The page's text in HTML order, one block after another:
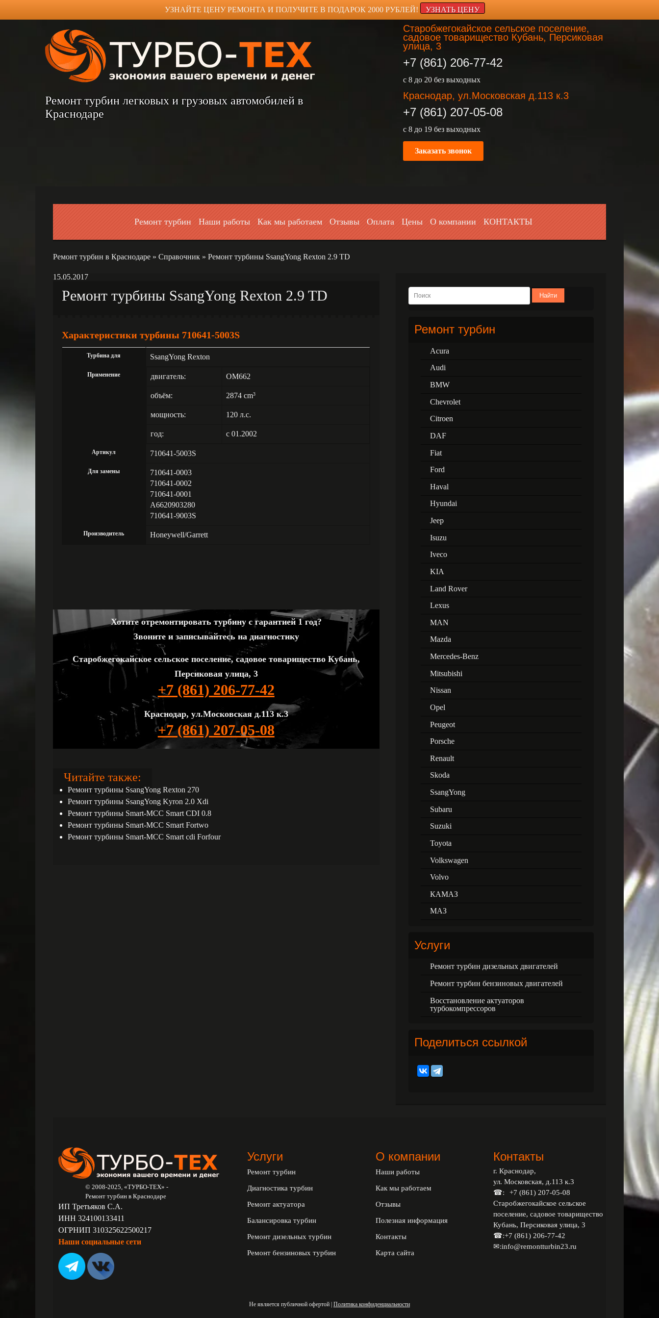
УЗНАЙТЕ ЦЕНУ РЕМОНТА И ПОЛУЧИТЕ В ПОДАРОК 2000 РУБЛЕЙ! УЗНАТЬ ЦЕНУ
Ремонт турбин легковых и грузовых автомобилей в
Краснодаре
Старобжегокайское сельское поселение,
садовое товарищество Кубань, Персиковая
улица, 3
+7 (861) 206-77-42
с 8 до 20 без выходных
Краснодар, ул.Московская д.113 к.3
+7 (861) 207-05-08
с 8 до 19 без выходных
Заказать звонок
Ремонт турбин Наши работы Как мы работаем Отзывы Оплата Цены О компании КОНТАКТЫ
Ремонт турбин в Краснодаре » Справочник » Ремонт турбины SsangYong Rextоn 2.9 TD
15.05.2017
Ремонт турбины SsangYong Rextоn 2.9 TD
Характеристики турбины 710641-5003S
Турбина для SsangYong Rexton
Применение двигатель: OM662
объём: 2874 cm3
мощность: 120 л.с.
год: с 01.2002
Артикул 710641-5003S
Для замены
710641-0003
710641-0002
710641-0001
A6620903280
710641-9003S
Производитель Honeywell/Garrett
Хотите отремонтировать турбину с гарантией 1 год?
Звоните и записывайтесь на диагностику
Старобжегокайское сельское поселение, садовое товарищество Кубань,
Персиковая улица, 3
+7 (861) 206-77-42
Краснодар, ул.Московская д.113 к.3
+7 (861) 207-05-08
Читайте также:
Ремонт турбины SsangYong Rextоn 270
Ремонт турбины SsangYong Kyron 2.0 Xdi
Ремонт турбины Smart-MCC Smart CDI 0.8
Ремонт турбины Smart-MCC Smart Fortwo
Ремонт турбины Smart-MCC Smart cdi Forfour
Найти
Ремонт турбин
Acura
Audi
BMW
Chevrolet
Citroen
DAF
Fiat
Ford
Haval
Hyundai
Jeep
Isuzu
Iveco
KIA
Land Rover
Lexus
MAN
Mazda
Mercedes-Benz
Mitsubishi
Nissan
Opel
Peugeot
Porsche
Renault
Skoda
SsangYong
Subaru
Suzuki
Toyota
Volkswagen
Volvo
КАМАЗ
МАЗ
Услуги
Ремонт турбин дизельных двигателей
Ремонт турбин бензиновых двигателей
Восстановление актуаторов
турбокомпрессоров
Поделиться ссылкой
© 2008-2025, «ТУРБО-ТЕХ» -
Ремонт турбин в Краснодаре
ИП Третьяков С.А.
ИНН 324100133411
ОГРНИП 310325622500217
Наши социальные сети
Услуги
Ремонт турбин
Диагностика турбин
Ремонт актуатора
Балансировка турбин
Ремонт дизельных турбин
Ремонт бензиновых турбин
О компании
Наши работы
Как мы работаем
Отзывы
Полезная информация
Контакты
Карта сайта
Контакты
г. Краснодар,
ул. Московская, д.113 к.3
☎:
+7 (861) 207-05-08
Старобжегокайское сельское
поселение, садовое товарищество
Кубань, Персиковая улица, 3
☎:+7 (861) 206-77-42
✉:info@remontturbin23.ru
Не является публичной офертой | Политика конфиденциальности